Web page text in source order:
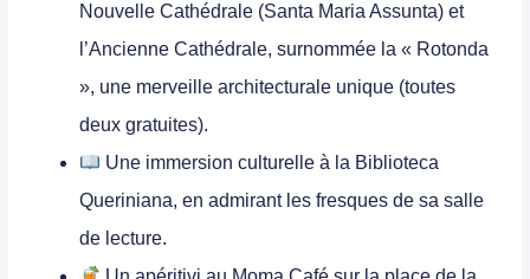
Nouvelle Cathédrale (Santa Maria Assunta) et
l’Ancienne Cathédrale, surnommée la « Rotonda
», une merveille architecturale unique (toutes
deux gratuites).
Une immersion culturelle à la Biblioteca
Queriniana, en admirant les fresques de sa salle
de lecture.